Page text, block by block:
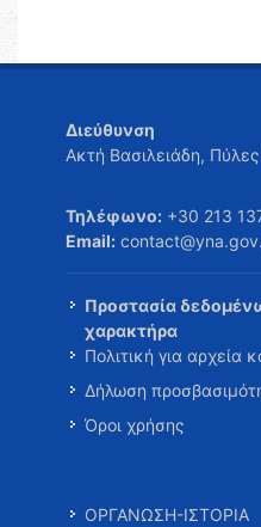
Διεύθυνση
Ακτή Βασιλειάδη,
Τηλέφωνο: +30 213
Email:
Προστασία
χαρακτήρα
Πολιτική για αρχεία
Δήλωση
Όροι χρήσης
ΟΡΓΑΝΩΣΗ-ΙΣΤΟΡΙΑ